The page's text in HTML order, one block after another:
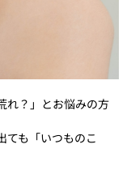
れ？」とお悩みの方
ても「いつものこ